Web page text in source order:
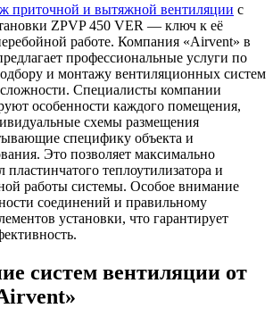
приточной и вытяжной вентиляции с
ZPVP 450 VER — ключ к её
работе. Компания «Airvent» в
профессиональные услуги по
и монтажу вентиляционных систем
Специалисты компании
особенности каждого помещения,
схемы размещения
специфику объекта и
Это позволяет максимально
пластинчатого теплоутилизатора и
работы системы. Особое внимание
соединений и правильному
установки, что гарантирует
систем вентиляции от